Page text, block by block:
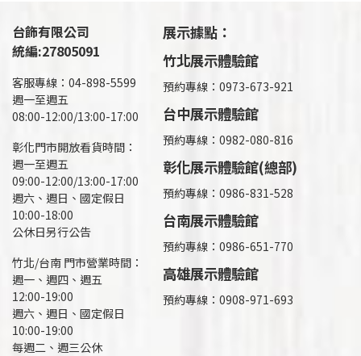
台飾有限公司
統編:27805091
客服專線：04-898-5599
週一至週五
08:00-12:00/13:00-17:00
彰化門市開放看貨時間：
週一至週五
09:00-12:00/13:00-17:00
週六、週日、國定假日
10:00-18:00
公休日另行公告
竹北/台南 門市營業時間：
週一、週四、週五
12:00-19:00
週六、週日、國定假日
10:00-19:00
每週二、週三公休
展示據點：
竹北展示體驗館
預約專線：0973-673-921
台中展示體驗館
預約專線：0982-080-816
彰化展示體驗館(總部)
預約專線： 0986-831-528
台南展示體驗館
預約專線：0986-651-770
高雄展示體驗館
預約專線： 0908-971-693